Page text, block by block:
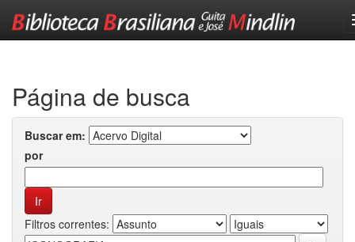
Página de busca
Buscar em:
por
Filtros correntes: